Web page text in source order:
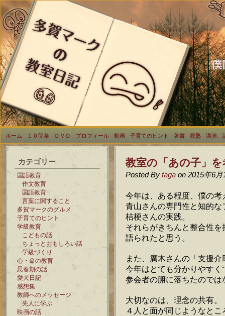
ホーム １０箇条 ＤＶＤ プロフィール 動画 子育てのヒント 著書 親塾 講演、
カテゴリー
国語教育
作文教育
国語教育
言葉に関すること
多賀マークのグルメ
子育てのヒント
学級教育
こどもの話
ちょっとおもしろい話
学級づくり
心・命の教育
思春期の話
愛犬日記
感想集
教師へのメッセージ
先人に学ぶ
映画の話
教室の「あの子」
Posted By taga on 2015年6月
今年は、ある程度、僕の
青山さんの専門性と知的な
桔梗さんの実践。
それらがきちんと整合性を
語られたと思う。
また、廣木さんの「支援介
今年はとても分かりやすく
参会者の腑に落ちたのでは
大切なのは、理念の共有。
４人と面が同じようなと